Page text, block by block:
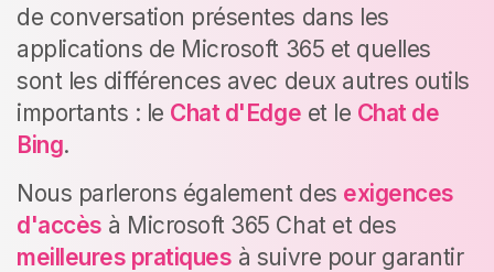
de conversation présentes dans les
applications de Microsoft 365 et quelles
sont les différences avec deux autres outils
importants : le Chat d'Edge et le Chat de
Bing.
Nous parlerons également des exigences
d'accès à Microsoft 365 Chat et des
meilleures pratiques à suivre pour garantir